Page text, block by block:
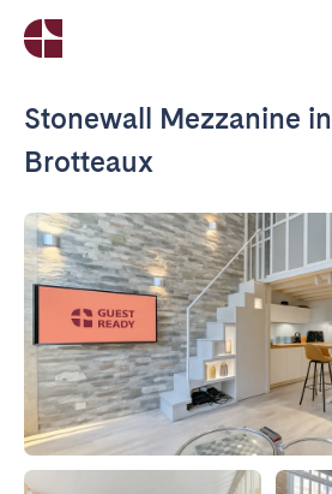
Stonewall Mezzanine in
Brotteaux